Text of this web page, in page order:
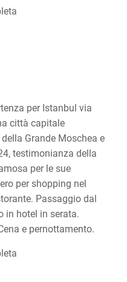
per Istanbul via
città capitale
Grande Moschea e
testimonianza della
per le sue
per shopping nel
Passaggio dal
in hotel in serata.
e pernottamento.